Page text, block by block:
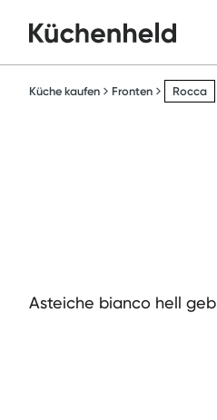
Küche kaufen Fronten Rocca
Asteiche bianco hell geb